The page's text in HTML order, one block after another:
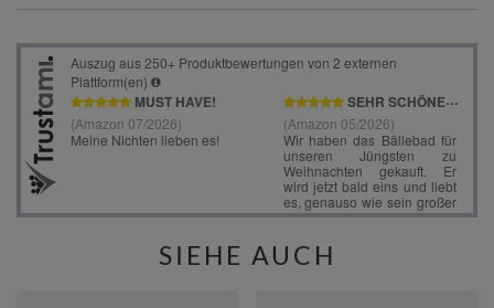
SIEHE AUCH